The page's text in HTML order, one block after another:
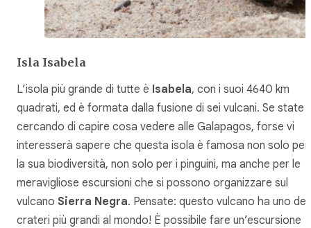
Isla Isabela
L’isola più grande di tutte è Isabela, con i suoi 4640 km
quadrati, ed è formata dalla fusione di sei vulcani. Se state
cercando di capire cosa vedere alle Galapagos, forse vi
interesserà sapere che questa isola è famosa non solo per
la sua biodiversità, non solo per i pinguini, ma anche per le
meravigliose escursioni che si possono organizzare sul
vulcano Sierra Negra. Pensate: questo vulcano ha uno dei
crateri più grandi al mondo! È possibile fare un’escursione